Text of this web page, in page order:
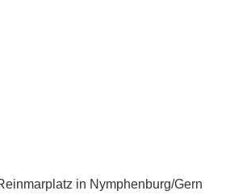
in Nymphenburg/Gern